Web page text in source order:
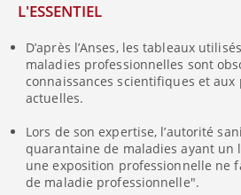
L'ESSENTIEL
D’après l’Anses, les tableaux
maladies professionnelles sont
connaissances scientifiques et
actuelles.
Lors de son expertise, l’autorité
quarantaine de maladies ayant un
une exposition professionnelle ne
de maladie professionnelle".
La sieste empêche-t-elle
VIH : la fin du comprimé
tous les jours se profile-t-
Pourquoi votre ventre
gâche-t-il les premiers